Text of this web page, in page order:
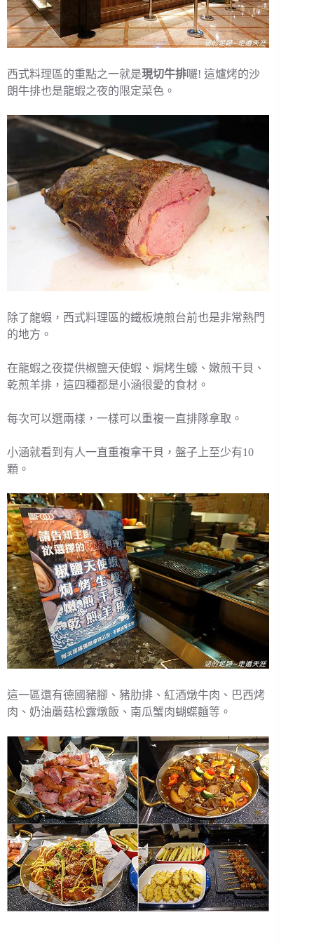
西式料理區的重點之一就是現切牛排囉! 這爐烤的沙
朗牛排也是龍蝦之夜的限定菜色。
除了龍蝦，西式料理區的鐵板燒煎台前也是非常熱門
的地方。
在龍蝦之夜提供椒鹽天使蝦、焗烤生蠔、嫩煎干貝、
乾煎羊排，這四種都是小涵很愛的食材。
每次可以選兩樣，一樣可以重複一直排隊拿取。
小涵就看到有人一直重複拿干貝，盤子上至少有10
顆。
這一區還有德國豬腳、豬肋排、紅酒燉牛肉、巴西烤
肉、奶油蘑菇松露燉飯、南瓜蟹肉蝴蝶麵等。